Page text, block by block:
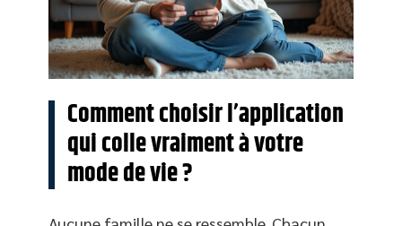
Comment choisir l’application
qui colle vraiment à votre
mode de vie ?